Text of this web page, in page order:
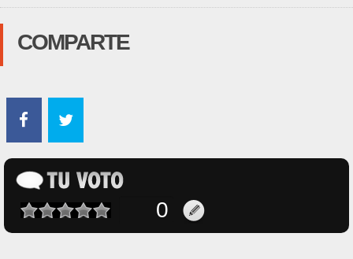
COMPARTE